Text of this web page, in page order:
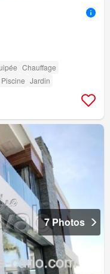
Chauffage
Piscine Jardin
7 Photos